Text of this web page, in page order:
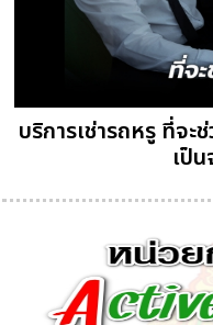
บริการเช่ารถหรู ที่จ
เป็